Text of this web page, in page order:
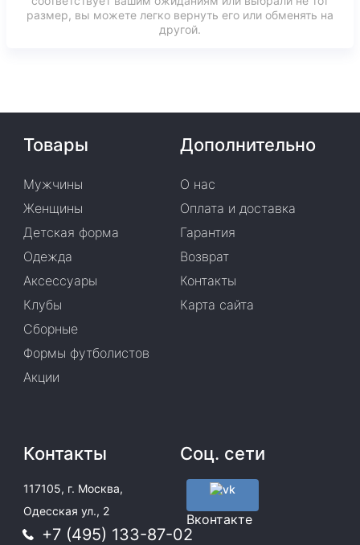
размер, вы можете легко вернуть его или обменять на
другой.
Товары
Мужчины
Женщины
Детская форма
Одежда
Аксессуары
Клубы
Сборные
Формы футболистов
Акции
Дополнительно
О нас
Оплата и доставка
Гарантия
Возврат
Контакты
Карта сайта
Контакты
117105, г. Москва,
Одесская ул., 2
+7 (495) 133-87-02
Соц. сети
Вконтакте